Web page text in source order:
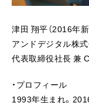
津田 翔平（2016年新
アンドデジタル株
代表取締役社長 兼
・プロフィール
1993年生まれ。